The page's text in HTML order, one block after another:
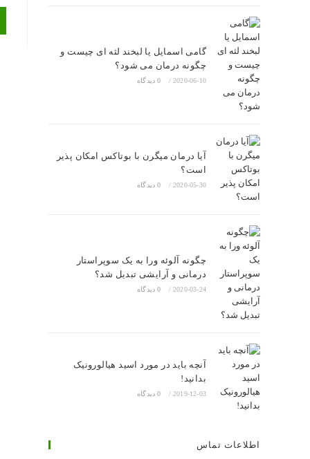
گامی اسمایل یا لبخند لثه ای چیست و
چگونه درمان می شود؟
2020-06-10
/ 0 دیدگاه
آیا درمان میگرن با بوتاکس امکان پذیر
است؟
2020-05-30
/ 0 دیدگاه
چگونه آلوئه ورا به یک سوپراستار
درمانی و آرایشی تبدیل شد؟
2020-03-24
/ 0 دیدگاه
آنچه باید در مورد اسید هیالورونیک
بدانید!
2019-12-03
/ 0 دیدگاه
اطلاعات تماس